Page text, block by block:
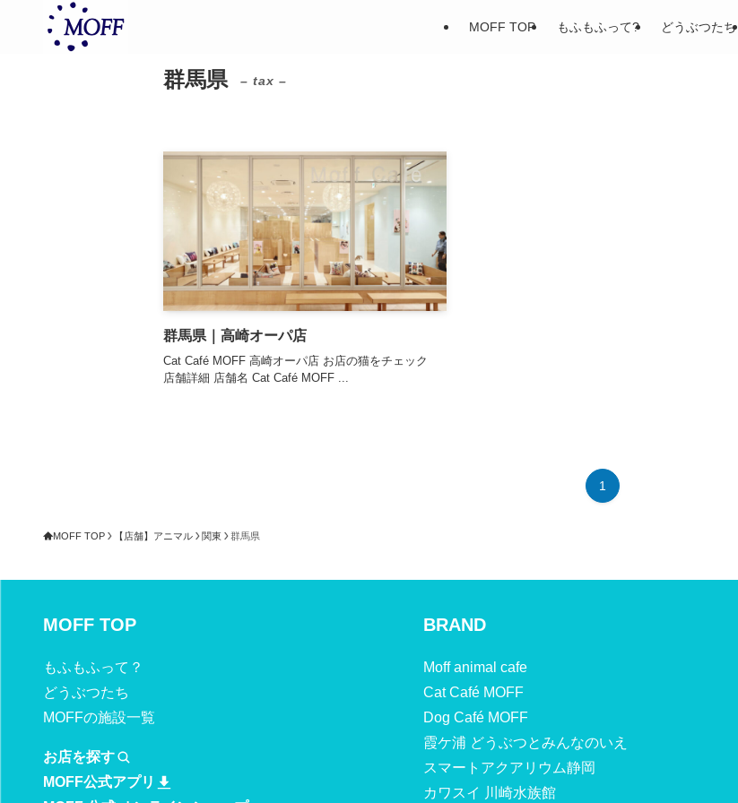
MOFF TOP もふもふって? どうぶつたち
群馬県 – tax –
群馬県｜高崎オーパ店
Cat Café MOFF 高崎オーパ店 お店の猫をチェック
店舗詳細 店舗名 Cat Café MOFF ...
1
MOFF TOP 【店舗】アニマル 関東 群馬県
MOFF TOP
もふもふって？
どうぶつたち
MOFFの施設一覧
お店を探す
MOFF公式アプリ
BRAND
Moff animal cafe
Cat Café MOFF
Dog Café MOFF
霞ケ浦 どうぶつとみんなのいえ
スマートアクアリウム静岡
カワスイ 川崎水族館